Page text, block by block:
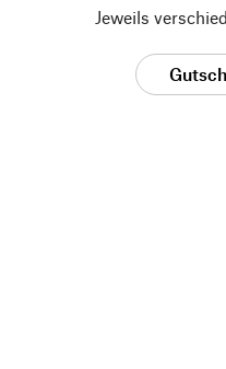
Jeweils